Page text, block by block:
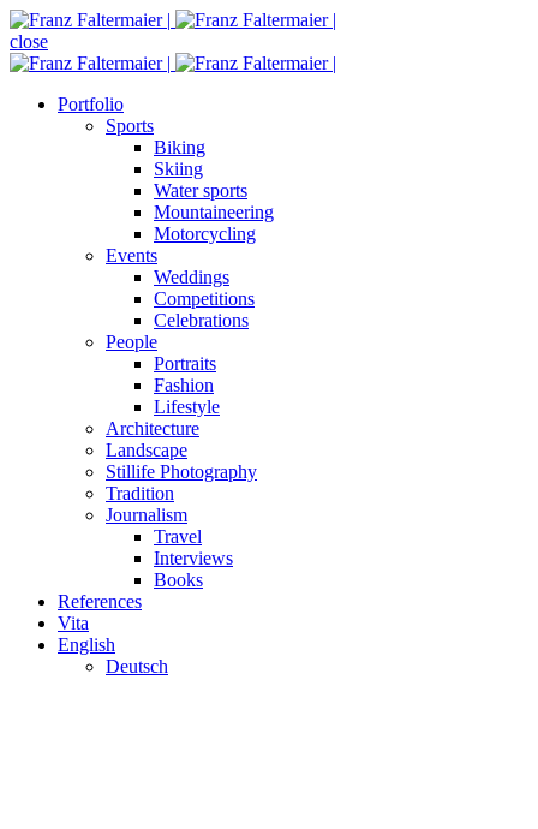
close
Portfolio
Sports
Biking
Skiing
Water sports
Mountaineering
Motorcycling
Events
Weddings
Competitions
Celebrations
People
Portraits
Fashion
Lifestyle
Architecture
Landscape
Stillife Photography
Tradition
Journalism
Travel
Interviews
Books
References
Vita
English
Deutsch